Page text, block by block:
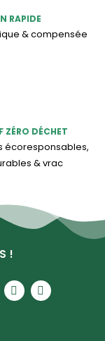
RAPIDE
& compensée
ZÉRO DÉCHET
écoresponsables,
& vrac
!